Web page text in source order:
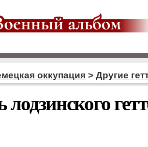
оккупация > Другие